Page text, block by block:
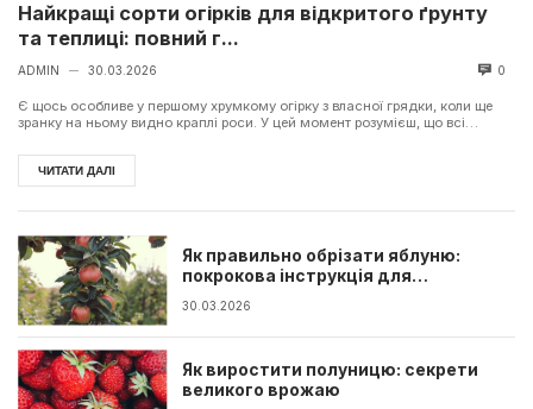
Найкращі сорти огірків для відкритого ґрунту
та теплиці: повний г...
ADMIN — 30.03.2026 0
Є щось особливе у першому хрумкому огірку з власної грядки, коли ще
зранку на ньому видно краплі роси. У цей момент розумієш, що всі
ЧИТАТИ ДАЛІ
Як правильно обрізати яблуню:
покрокова інструкція для
початківців
30.03.2026
Як виростити полуницю: секрети
великого врожаю